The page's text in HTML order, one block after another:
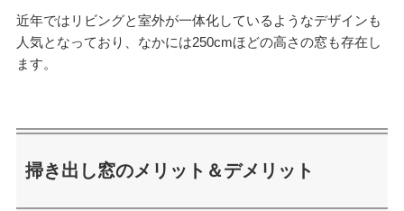
近年ではリビングと室外が一体化しているようなデザインも
人気となっており、なかには250cmほどの高さの窓も存在し
ます。
掃き出し窓のメリット＆デメリット